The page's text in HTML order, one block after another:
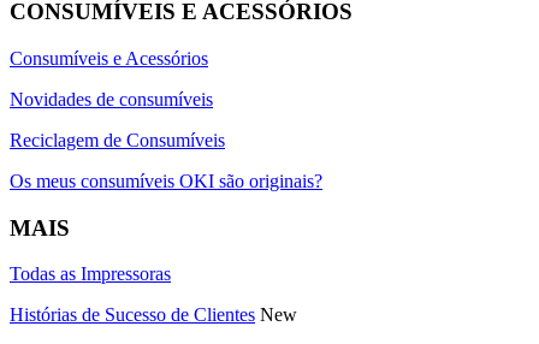
CONSUMÍVEIS E ACESSÓRIOS
Consumíveis e Acessórios
Novidades de consumíveis
Reciclagem de Consumíveis
Os meus consumíveis OKI são originais?
MAIS
Todas as Impressoras
Histórias de Sucesso de Clientes New